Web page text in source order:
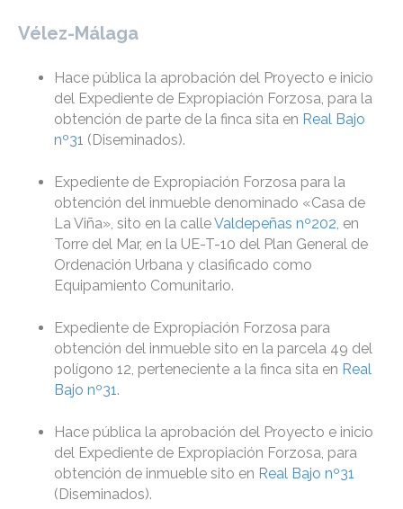
Vélez-Málaga
Hace pública la aprobación del Proyecto e inicio
del Expediente de Expropiación Forzosa, para la
obtención de parte de la finca sita en Real Bajo
nº31 (Diseminados).
Expediente de Expropiación Forzosa para la
obtención del inmueble denominado «Casa de
La Viña», sito en la calleValdepeñas nº202, en
Torre del Mar, en la UE-T-10 del Plan General de
Ordenación Urbana y clasificado como
Equipamiento Comunitario.
Expediente de Expropiación Forzosa para
obtención del inmueble sito en la parcela 49 del
polígono 12, perteneciente a la finca sita en Real
Bajo nº31.
Hace pública la aprobación del Proyecto e inicio
del Expediente de Expropiación Forzosa, para
obtención de inmueble sito en Real Bajo nº31
(Diseminados).